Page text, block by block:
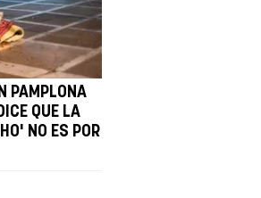
PAMPLONA
QUE LA
NO ES POR